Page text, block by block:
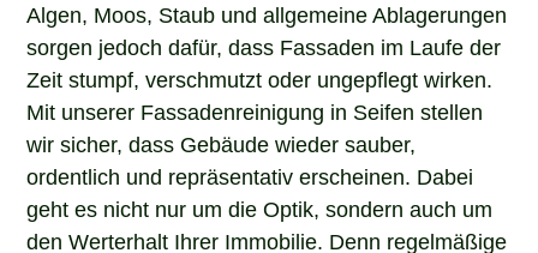
Algen, Moos, Staub und allgemeine Ablagerungen
sorgen jedoch dafür, dass Fassaden im Laufe der
Zeit stumpf, verschmutzt oder ungepflegt wirken.
Mit unserer Fassadenreinigung in Seifen stellen
wir sicher, dass Gebäude wieder sauber,
ordentlich und repräsentativ erscheinen. Dabei
geht es nicht nur um die Optik, sondern auch um
den Werterhalt Ihrer Immobilie. Denn regelmäßige